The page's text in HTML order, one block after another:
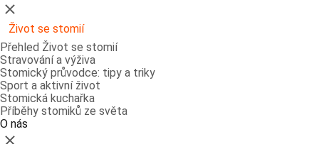
Zavřít
Život se stomií
Přehled Život se stomií
Stravování a výživa
Stomický průvodce: tipy a triky
Sport a aktivní život
Stomická kuchařka
Příběhy stomiků ze světa
O nás
Zavřít